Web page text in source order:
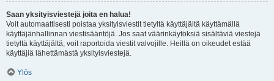
Saan yksityisviestejä joita en halua!
Voit automaattisesti poistaa yksityisviestit tietyltä käyttäjältä käyttämällä
käyttäjänhallinnan viestisääntöjä. Jos saat väärinkäytöksiä sisältäviä viestejä
tietyltä käyttäjältä, voit raportoida viestit valvojille. Heillä on oikeudet estää
käyttäjiä lähettämästä yksityisviestejä.
Ylös